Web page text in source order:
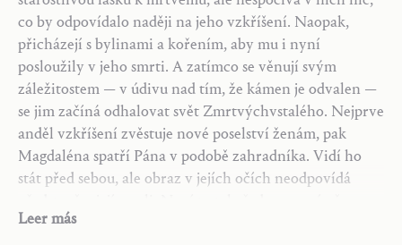
„Auferstehung in uns".Der christliche Weg2, 7 (31.
březen 1956): 2–3.
co by odpovídalo naději na jeho vzkříšení. Naopak,
přicházejí s bylinami a kořením, aby mu i nyní
posloužily v jeho smrti. A zatímco se věnují svým
záležitostem — v údivu nad tím, že kámen je odvalen —
se jim začíná odhalovat svět Zmrtvýchvstalého. Nejprve
anděl vzkříšení zvěstuje nové poselství ženám, pak
Magdaléna spatří Pána v podobě zahradníka. Vidí ho
stát před sebou, ale obraz v jejích očích neodpovídá
bránilo víře ve vzkříšení, ale ještě jí není dána. Přesto
Leer más